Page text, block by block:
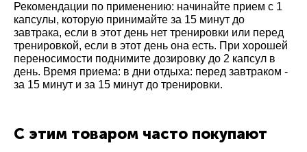
Рекомендации по применению: начинайте прием с 1
капсулы, которую принимайте за 15 минут до
завтрака, если в этот день нет тренировки или перед
тренировкой, если в этот день она есть. При хорошей
переносимости поднимите дозировку до 2 капсул в
день. Время приема: в дни отдыха: перед завтраком -
за 15 минут и за 15 минут до тренировки.
С этим товаром часто покупают